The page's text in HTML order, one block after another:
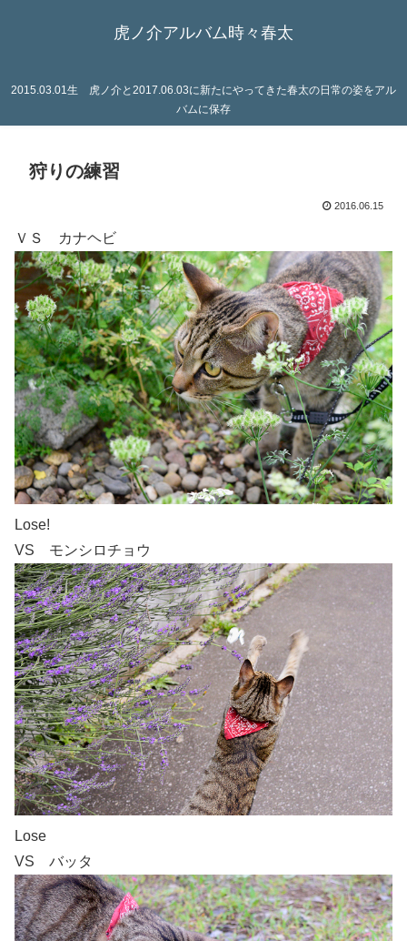
虎ノ介アルバム時々春太
2015.03.01生 虎ノ介と2017.06.03に新たにやってきた春太の日常の姿をアル
バムに保存
狩りの練習
2016.06.15
ＶＳ カナヘビ
Lose!
VS モンシロチョウ
Lose
VS バッタ